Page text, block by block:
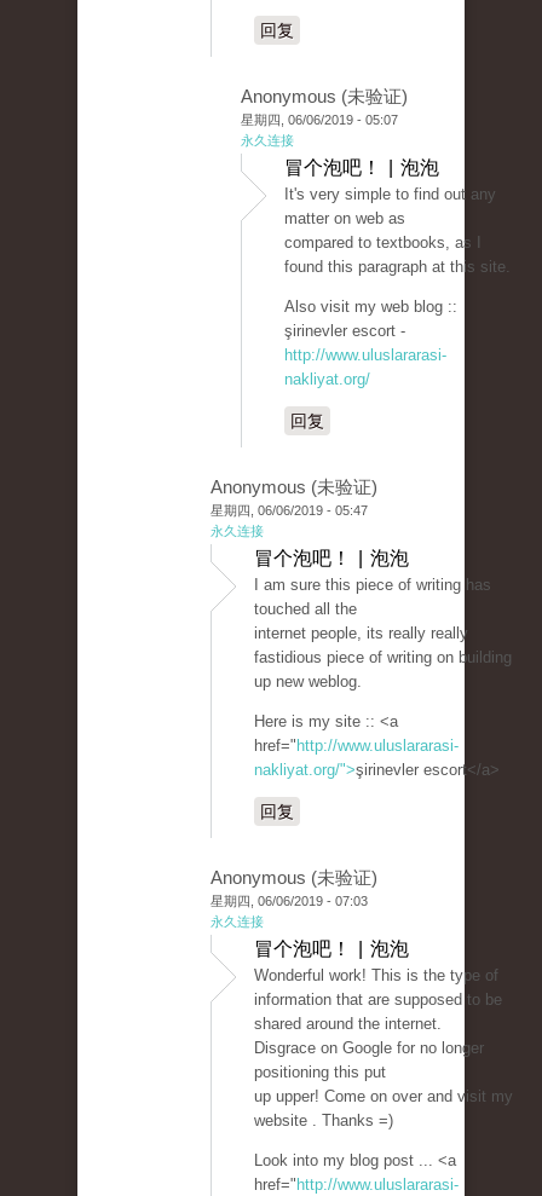
回复
Anonymous (未验证)
星期四, 06/06/2019 - 05:07
永久连接
冒个泡吧！ | 泡泡
It's very simple to find out any
matter on web as
compared to textbooks, as I
found this paragraph at this site.
Also visit my web blog ::
şirinevler escort -
http://www.uluslararasi-
nakliyat.org/
回复
Anonymous (未验证)
星期四, 06/06/2019 - 05:47
永久连接
冒个泡吧！ | 泡泡
I am sure this piece of writing has
touched all the
internet people, its really really
fastidious piece of writing on building
up new weblog.
Here is my site :: <a
href=" http://www.uluslararasi-
nakliyat.org/">şirinevler escort</a>
回复
Anonymous (未验证)
星期四, 06/06/2019 - 07:03
永久连接
冒个泡吧！ | 泡泡
Wonderful work! This is the type of
information that are supposed to be
shared around the internet.
Disgrace on Google for no longer
positioning this put
up upper! Come on over and visit my
website . Thanks =)
Look into my blog post ... <a
href=" http://www.uluslararasi-